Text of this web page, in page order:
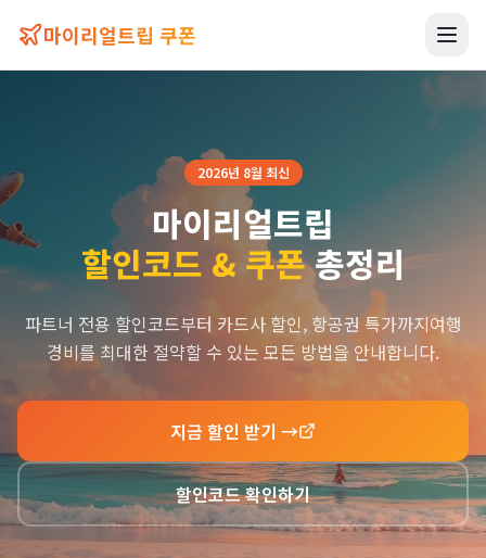
마이리얼트립 쿠폰
2026년 8월 최신
마이리얼트립
할인코드 & 쿠폰총정리
파트너 전용 할인코드부터 카드사 할인, 항공권 특가까지여행
경비를 최대한 절약할 수 있는 모든 방법을 안내합니다.
지금 할인 받기 →
할인코드 확인하기